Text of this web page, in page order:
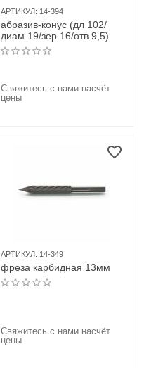
АРТИКУЛ: 14-394
абразив-конус (дл 102/
диам 19/зер 16/отв 9,5)
Свяжитесь с нами насчёт
цены
АРТИКУЛ: 14-349
фреза карбидная 13мм
Свяжитесь с нами насчёт
цены